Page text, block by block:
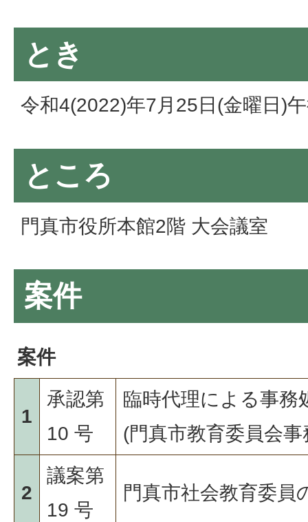
とき
令和4(2022)年7月25日(金曜日)
ところ
門真市役所本館2階 大会議室
案件
案件
1
承認第
10 号
臨時代理による事
(門真市教育委員会
2
議案第
19 号
門真市社会教育委員